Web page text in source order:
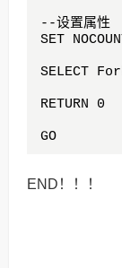
--设置属性
SET
SELECT
RETURN 0
GO
END！！！